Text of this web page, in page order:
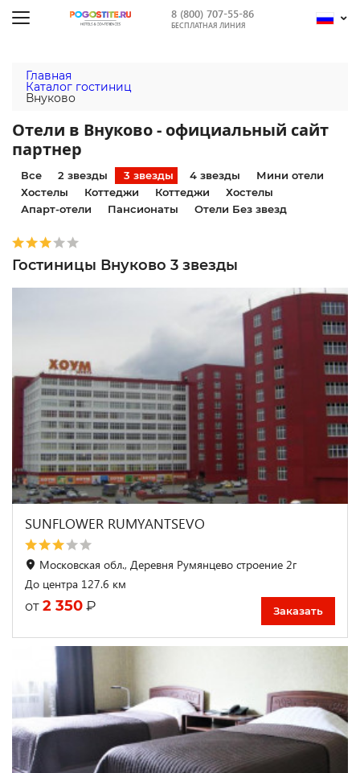
8 (800) 707-55-86
БЕСПЛАТНАЯ ЛИНИЯ
Главная
Каталог гостиниц
Внуково
Отели в Внуково - официальный сайт
партнер
Все 2 звезды 3 звезды 4 звезды
Мини отели
Хостелы
Коттеджи Коттеджи
Хостелы
Апарт-отели
Пансионаты Отели Без звезд
Гостиницы Внуково 3 звезды
SUNFLOWER RUMYANTSEVO
Московская обл., Деревня Румянцево строение 2г
До центра 127.6 км
от 2 350 ₽ Заказать